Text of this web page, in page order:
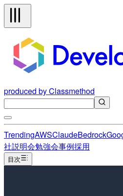
produced by Classmethod
TrendingAWSClaudeBedrock
社説明会勉強会事例採用
目次